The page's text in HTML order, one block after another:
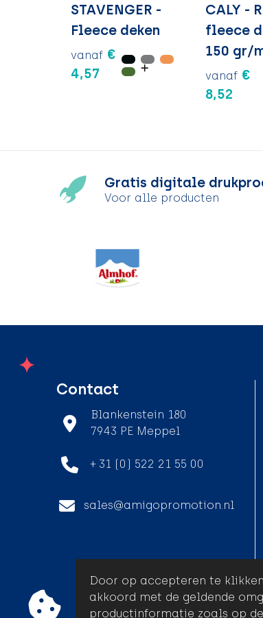
STAVENGER -
Fleece deken
vanaf €
4,57
CALY -
fleece
150 gr/
vanaf €
8,52
Gratis digitale
Voor alle producten
Contact
Blankenstein 180
7943 PE Meppel
+ 31 (0) 522 21 55 00
sales@amigopromotion.nl
Door op accepteren te
akkoord met de geldende
productinformatie zoals op